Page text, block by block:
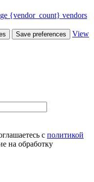
{vendor_count} vendors
Save preferences
View
с политикой
на обработку